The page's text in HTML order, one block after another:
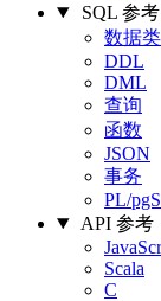
SQL 参考
数据
DDL
DML
查询
函数
JSON
事务
PL/
API 参考
Scala
C